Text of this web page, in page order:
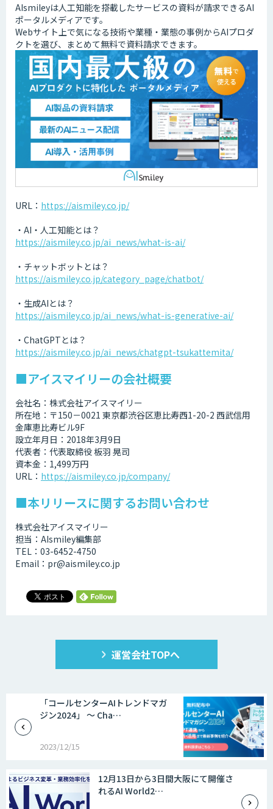
AIsmileyは人工知能を搭載したサービスの資料が請求できるAI
ポータルメディアです。
Webサイト上で気になる技術や業種・業態の事例からAIプロダ
クトを選び、まとめて無料で資料請求できます。
URL： https://aismiley.co.jp/
・AI・人工知能とは？
https://aismiley.co.jp/ai_news/what-is-ai/
・チャットボットとは？
https://aismiley.co.jp/category_page/chatbot/
・生成AIとは？
https://aismiley.co.jp/ai_news/what-is-generative-ai/
・ChatGPTとは？
https://aismiley.co.jp/ai_news/chatgpt-tsukattemita/
■アイスマイリーの会社概要
会社名：株式会社アイスマイリー
所在地：〒150－0021 東京都渋谷区恵比寿西1-20-2 西武信用
金庫恵比寿ビル9F
設立年月日：2018年3月9日
代表者：代表取締役 板羽 晃司
資本金：1,499万円
URL： https://aismiley.co.jp/company/
■本リリースに関するお問い合わせ
株式会社アイスマイリー
担当：AIsmiley編集部
TEL：03-6452-4750
Email：pr@aismiley.co.jp
運営会社TOPへ
「コールセンターAIトレンドマガ
ジン2024」 ～ Cha…
2023/12/15
12月13日から3日間大阪にて開催さ
れるAI World2…